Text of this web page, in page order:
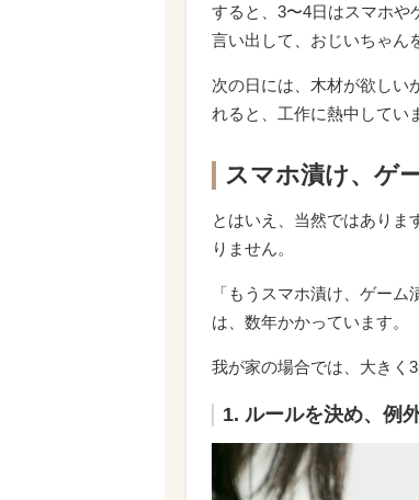
すると、3〜4日はスマホや
言い出して、おじいちゃん
次の日には、木材が欲しい
れると、工作に熱中してい
スマホ漬け、ゲ
とはいえ、当然ではありま
りません。
「もうスマホ漬け、ゲー
は、数年かかっています。
我が家の場合では、大きく
1. ルールを決め、例